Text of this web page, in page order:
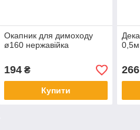
Окапник для димоходу
ø160 нержавійка
194₴
Купити
266